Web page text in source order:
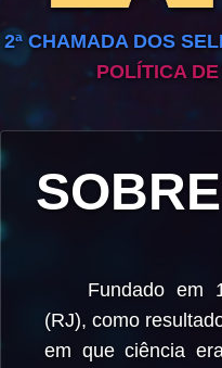
2ª CHAMADA DOS
POLÍTICA
Fundado em
(RJ), como
em que ciência